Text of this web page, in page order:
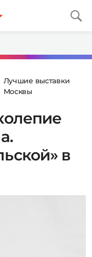
Лучшие выставки
Москвы
в